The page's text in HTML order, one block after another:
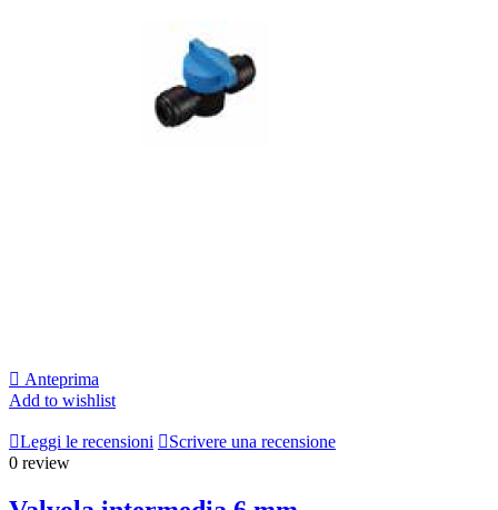
 Anteprima
Add to wishlist
Leggi le recensioni Scrivere una recensione
0 review